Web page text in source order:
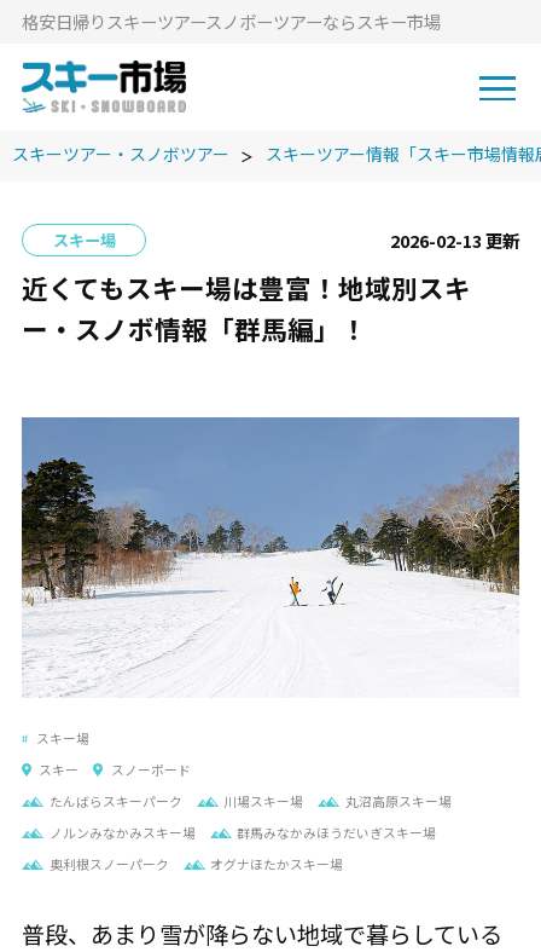
格安⽇帰りスキーツアースノボーツアーならスキー市場
スキーツアー・スノボツアー スキーツアー情報「スキー市場情報
スキー場 2026-02-13 更新
近くてもスキー場は豊富！地域別スキ
ー・スノボ情報「群馬編」！
スキー場
スキー
スノーボード
たんばらスキーパーク
川場スキー場
丸沼高原スキー場
ノルンみなかみスキー場
群馬みなかみほうだいぎスキー場
奥利根スノーパーク
オグナほたかスキー場
普段、あまり雪が降らない地域で暮らしている